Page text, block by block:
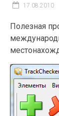
17.08.2010
Полезная